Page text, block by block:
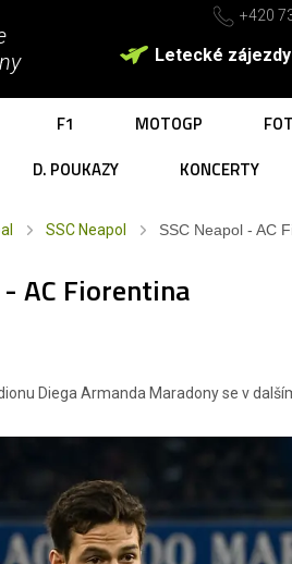
+420
Letecké zájezdy
F1 MOTOGP
D. POUKAZY KONCERTY
SSC Neapol SSC Neapol - AC
AC Fiorentina
Diega Armanda Maradony se v